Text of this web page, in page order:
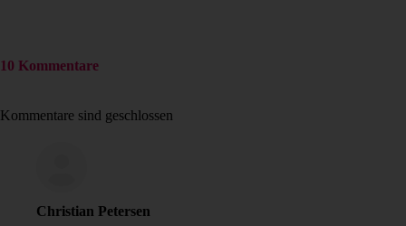
10 Kommentare
Kommentare sind geschlossen
Christian Petersen